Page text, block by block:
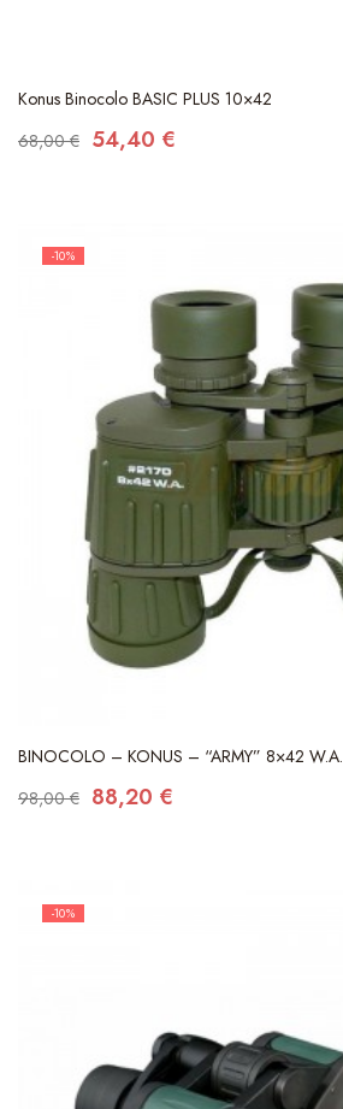
Konus Binocolo BASIC PLUS 10×42
68,00 € 54,40 €
-10%
BINOCOLO – KONUS – “ARMY” 8×42 W.A.
98,00 € 88,20 €
-10%